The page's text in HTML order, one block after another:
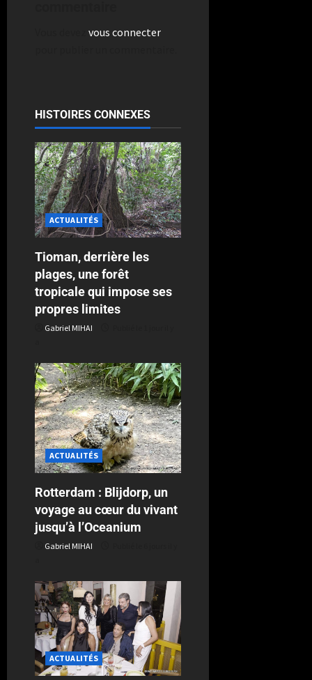
vous connecter
HISTOIRES CONNEXES
ACTUALITÉS
Tioman, derrière les
plages, une forêt
tropicale qui impose ses
propres limites
Gabriel MIHAI
ACTUALITÉS
Rotterdam : Blijdorp, un
voyage au cœur du vivant
jusqu’à l’Oceanium
Gabriel MIHAI
ACTUALITÉS